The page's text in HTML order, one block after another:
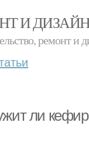
И
ремонт и
ли